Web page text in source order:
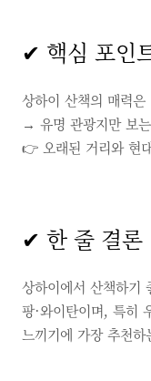
✔ 핵심 포인
상하이 산책의 매력은
→ 유명 관광지만 보
👉 오래된 거리와 현
✔ 한 줄 결론
상하이에서 산책하기
팡·와이탄이며, 특히
느끼기에 가장 추천하